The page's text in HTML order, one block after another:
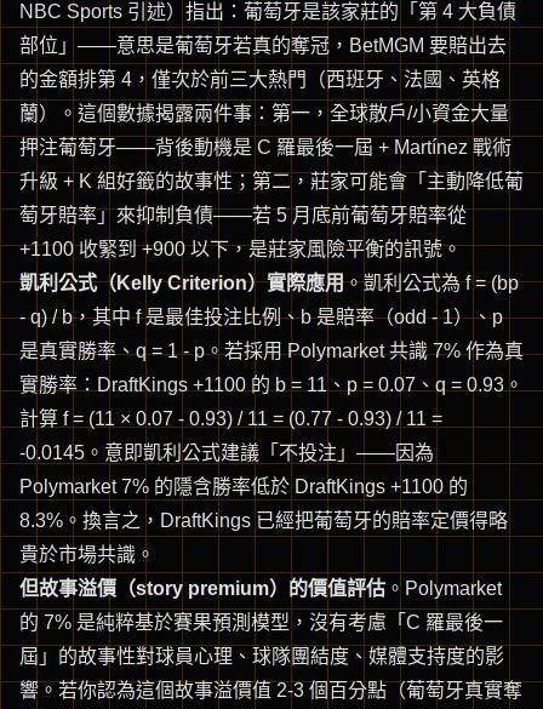
NBC Sports 引述）指出：葡萄牙是該家莊的「第 4 大負債
部位」——意思是葡萄牙若真的奪冠，BetMGM 要賠出去
的金額排第 4，僅次於前三大熱門（西班牙、法國、英格
蘭）。這個數據揭露兩件事：第一，全球散戶/小資金大量
押注葡萄牙——背後動機是 C 羅最後一屆 + Martínez 戰術
升級 + K 組好籤的故事性；第二，莊家可能會「主動降低葡
萄牙賠率」來抑制負債——若 5 月底前葡萄牙賠率從
+1100 收緊到 +900 以下，是莊家風險平衡的訊號。
凱利公式（Kelly Criterion）實際應用。凱利公式為 f = (bp
- q) / b，其中 f 是最佳投注比例、b 是賠率（odd - 1）、p
是真實勝率、q = 1 - p。若採用 Polymarket 共識 7% 作為真
實勝率：DraftKings +1100 的 b = 11、p = 0.07、q = 0.93。
計算 f = (11 × 0.07 - 0.93) / 11 = (0.77 - 0.93) / 11 =
-0.0145。意即凱利公式建議「不投注」——因為
Polymarket 7% 的隱含勝率低於 DraftKings +1100 的
8.3%。換言之，DraftKings 已經把葡萄牙的賠率定價得略
貴於市場共識。
但故事溢價（story premium）的價值評估 。Polymarket
的 7% 是純粹基於賽果預測模型，沒有考慮「C 羅最後一
屆」的故事性對球員心理、球隊團結度、媒體支持度的影
響。若你認為這個故事溢價值 2-3 個百分點（葡萄牙真實奪